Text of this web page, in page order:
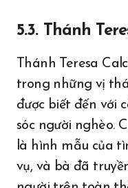
5.3. Thánh
Thánh Teresa
trong những vị
được biết đến với
sóc người nghèo.
là hình mẫu của
vụ, và bà đã